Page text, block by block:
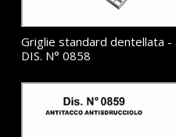
Griglie standard dentellata -
DIS. N° 0858